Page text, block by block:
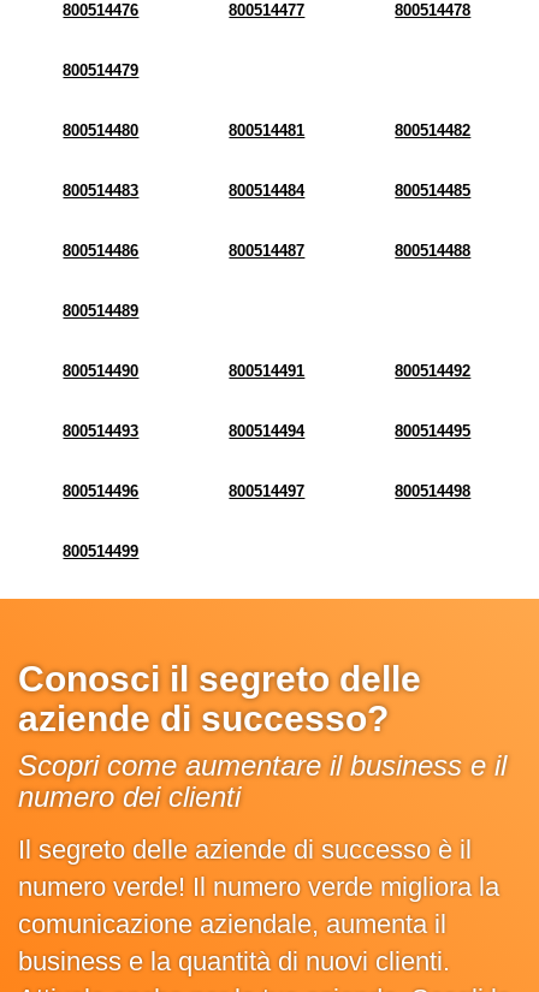
800514476 800514477 800514478
800514479
800514480 800514481 800514482
800514483 800514484 800514485
800514486 800514487 800514488
800514489
800514490 800514491 800514492
800514493 800514494 800514495
800514496 800514497 800514498
800514499
Conosci il segreto delle
aziende di successo?
Scopri come aumentare il business e il
numero dei clienti
Il segreto delle aziende di successo è il
numero verde! Il numero verde migliora la
comunicazione aziendale, aumenta il
business e la quantità di nuovi clienti.